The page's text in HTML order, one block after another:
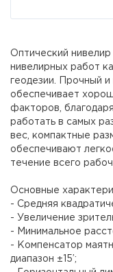
Оптический
нивелирных работ
геодезии. Прочный
обеспечивает
факторов,
работать в самых
вес, компактные
обеспечивают
течение всего
Основные
- Средняя
- Увеличение
- Минимальное
- Компенсатор
диапазон ±15’;